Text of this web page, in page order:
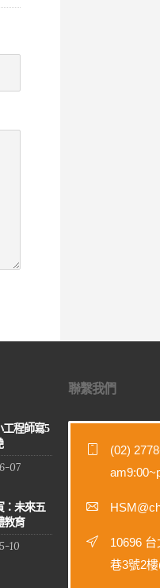
工程師寫5
07
：未來五
教育
10
聯繫我們
(02)
10696
巷3號2